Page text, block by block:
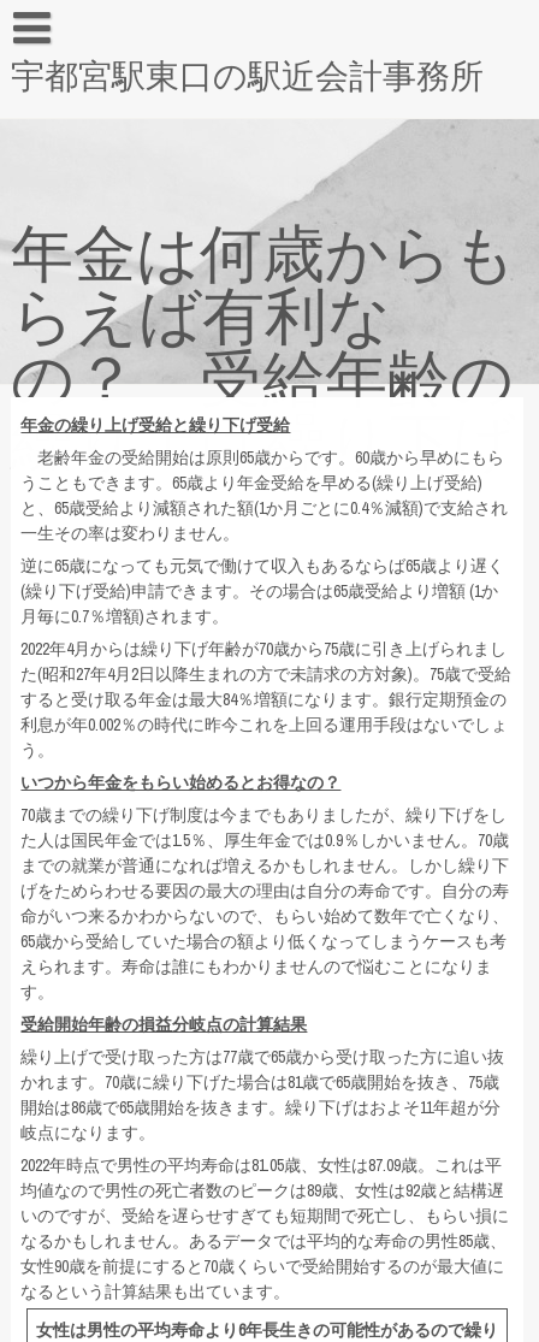
宇都宮駅東口の駅近会計事務所
年金は何歳からも
らえば有利な
の？ 受給年齢の
繰り上げ繰り下げ
年金の繰り上げ受給と繰り下げ受給
老齢年金の受給開始は原則65歳からです。60歳から早めにもら
うこともできます。65歳より年金受給を早める(繰り上げ受給)
と、65歳受給より減額された額(1か月ごとに0.4％減額)で支給され
一生その率は変わりません。
逆に65歳になっても元気で働けて収入もあるならば65歳より遅く
(繰り下げ受給)申請できます。その場合は65歳受給より増額 (1か
月毎に0.7％増額)されます。
2022年4月からは繰り下げ年齢が70歳から75歳に引き上げられまし
た(昭和27年4月2日以降生まれの方で未請求の方対象)。75歳で受給
すると受け取る年金は最大84％増額になります。銀行定期預金の
利息が年0.002％の時代に昨今これを上回る運用手段はないでしょ
う。
いつから年金をもらい始めるとお得なの？
70歳までの繰り下げ制度は今までもありましたが、繰り下げをし
た人は国民年金では1.5％、厚生年金では0.9％しかいません。70歳
までの就業が普通になれば増えるかもしれません。しかし繰り下
げをためらわせる要因の最大の理由は自分の寿命です。自分の寿
命がいつ来るかわからないので、もらい始めて数年で亡くなり、
65歳から受給していた場合の額より低くなってしまうケースも考
えられます。寿命は誰にもわかりませんので悩むことになりま
す。
受給開始年齢の損益分岐点の計算結果
繰り上げで受け取った方は77歳で65歳から受け取った方に追い抜
かれます。70歳に繰り下げた場合は81歳で65歳開始を抜き、75歳
開始は86歳で65歳開始を抜きます。繰り下げはおよそ11年超が分
岐点になります。
2022年時点で男性の平均寿命は81.05歳、女性は87.09歳。これは平
均値なので男性の死亡者数のピークは89歳、女性は92歳と結構遅
いのですが、受給を遅らせすぎても短期間で死亡し、もらい損に
なるかもしれません。あるデータでは平均的な寿命の男性85歳、
女性90歳を前提にすると70歳くらいで受給開始するのが最大値に
なるという計算結果も出ています。
女性は男性の平均寿命より6年長生きの可能性があるので繰り